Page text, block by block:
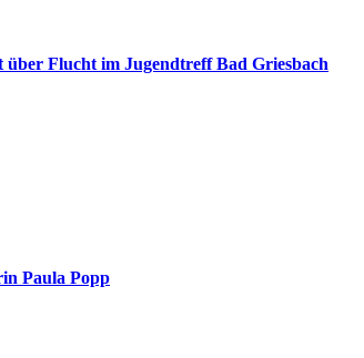
über Flucht im Jugendtreff Bad Griesbach
Paula Popp